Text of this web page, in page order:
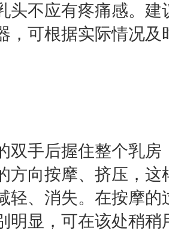
头不应有疼痛感。
，可根据实际情况
双手后握住整个乳
方向按摩、挤压，
轻、消失。在按摩
明显，可在该处稍